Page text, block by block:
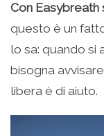
Con Easybreath
questo è un
lo sa: quando si
bisogna
libera è di aiuto.